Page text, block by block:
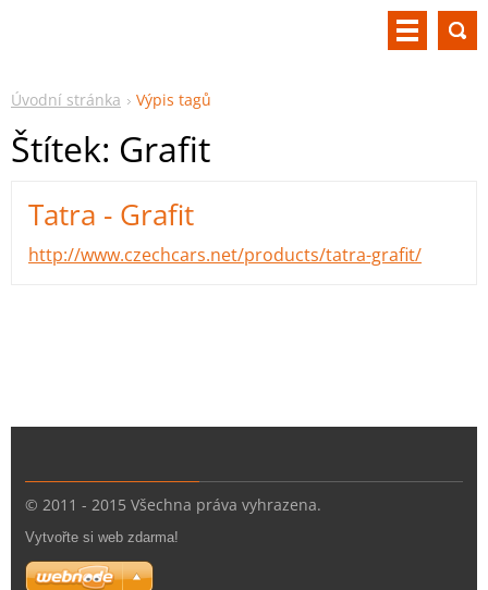
Úvodní stránka Výpis tagů
Štítek: Grafit
Tatra - Grafit
http://www.czechcars.net/products/tatra-grafit/
© 2011 - 2015 Všechna práva vyhrazena.
Vytvořte si web zdarma!